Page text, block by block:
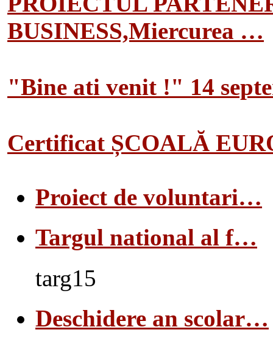
BUSINESS,Miercurea …
"Bine ati venit !" 14
Certificat ȘCOALĂ
Proiect de voluntari…
Targul national al f…
targ15
Deschidere an scolar…